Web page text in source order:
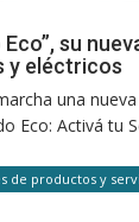
su
y eléctricos
una
Eco: Activá tu
de productos y